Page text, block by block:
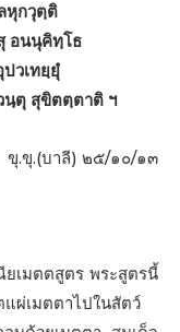
กวุตฺติ
อนนุคิทฺโธ
วเทยฺยุํ
ตุ สุขิตตฺตาติ ฯ
ขุ.ขุ.(บาลี) ๒๕/๑๐/๑๓
ตตสูตร พระสูตรนี้
แผ่เมตตาไปในสัตว์